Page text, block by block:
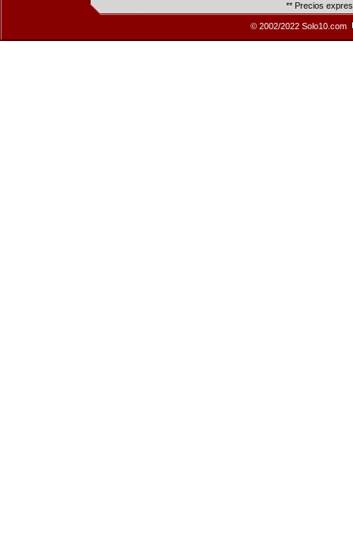
** Precios
© 2002/2022 Solo10.com